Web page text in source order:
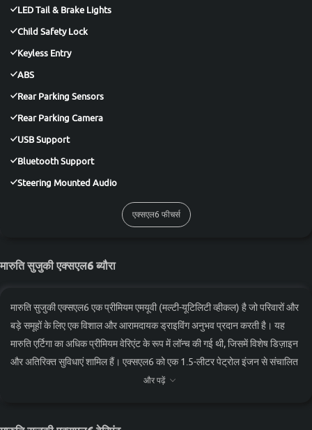
LED Tail & Brake Lights
Child Safety Lock
Keyless Entry
ABS
Rear Parking Sensors
Rear Parking Camera
USB Support
Bluetooth Support
Steering Mounted Audio
एक्सएल6 फीचर्स
मारुति सुजुकी एक्सएल6 ब्यौरा
मारुति सुजुकी एक्सएल6 एक प्रीमियम एमयूवी (मल्टी-यूटिलिटी व्हीकल) है जो परिवारों और
बड़े समूहों के लिए एक विशाल और आरामदायक ड्राइविंग अनुभव प्रदान करती है। यह
मारुति एर्टिगा का अधिक प्रीमियम वेरिएंट के रूप में लॉन्च की गई थी, जिसमें विशेष डिज़ाइन
और अतिरिक्त सुविधाएं शामिल हैं। एक्सएल6 को एक 1.5-लीटर पेट्रोल इंजन से संचालित
किया जाता है जो 103 बीएचपी का शक्तिशालीता उत्पन्न करता है और या तो एक 5-स्पीड
और पढ़ें